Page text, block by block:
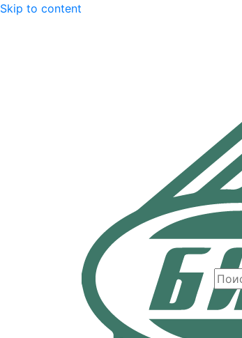
Skip to content